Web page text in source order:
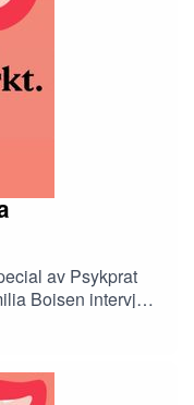
av Psykprat
Boisen intervjuar
som medverkar i
är en bok om
dikt, prosa och
om tankarna